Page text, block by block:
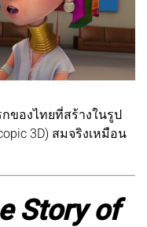
ของไทยที่สร้างในรูป
3D) สมจริงเหมือน
Story of